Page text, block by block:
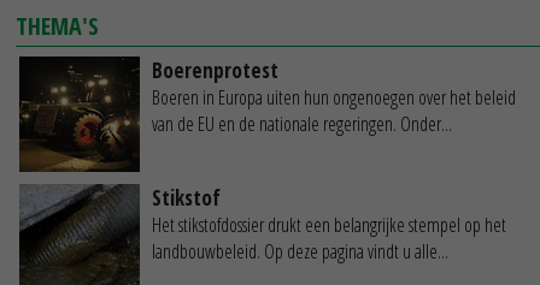
THEMA'S
Boerenprotest
Boeren in Europa uiten hun ongenoegen over het beleid
van de EU en de nationale regeringen. Onder...
Stikstof
Het stikstofdossier drukt een belangrijke stempel op het
landbouwbeleid. Op deze pagina vindt u alle...